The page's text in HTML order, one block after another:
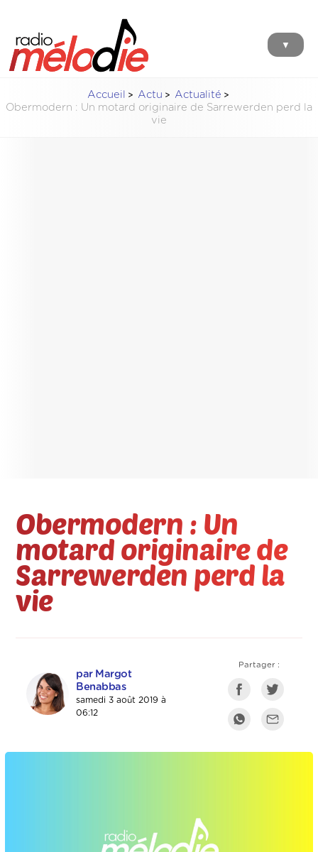
▼
Accueil Actu
Actualité
Obermodern : Un motard originaire de Sarrewerden perd la
vie
Obermodern : Un
motard originaire de
Sarrewerden perd la
vie
par Margot
Benabbas
samedi 3 août 2019 à
06:12
Partager :